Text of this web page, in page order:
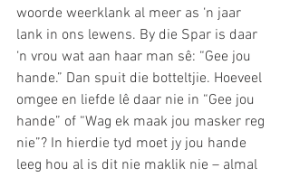
woorde weerklank al meer as ‘n jaar
lank in ons lewens. By die Spar is daar
‘n vrou wat aan haar man sê: “Gee jou
hande.” Dan spuit die botteltjie. Hoeveel
omgee en liefde lê daar nie in “Gee jou
hande” of “Wag ek maak jou masker reg
nie”? In hierdie tyd moet jy jou hande
leeg hou al is dit nie maklik nie – almal